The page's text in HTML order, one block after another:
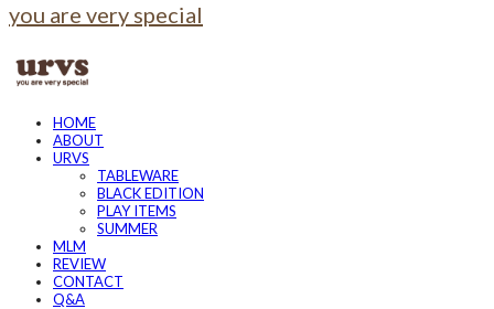
you are very special
HOME
ABOUT
URVS
TABLEWARE
BLACK EDITION
PLAY ITEMS
SUMMER
MLM
REVIEW
CONTACT
Q&A